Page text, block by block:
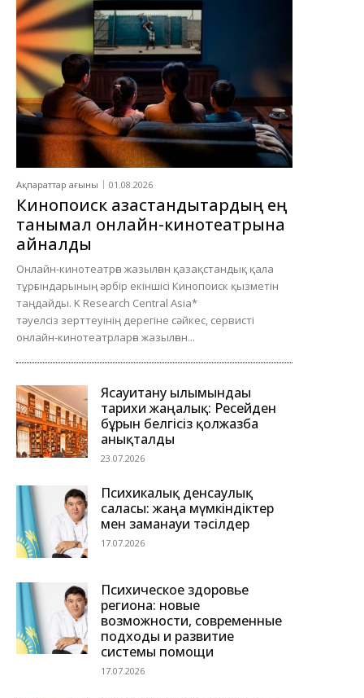
Ақпараттар ағыны 01.08.2026
Кинопоиск қазақстандықтардың ең
танымал онлайн-кинотеатрына
айналды
Онлайн-кинотеатрға жазылған қазақстандық қала
тұрғындарының әрбір екіншісі Кинопоиск қызметін
таңдайды. K Research Central Asia*
тәуелсіз зерттеуінің дерегіне сәйкес, сервисті
онлайн-кинотеатрларға жазылған...
Ясауитану ғылымындағы
тарихи жаңалық: Ресейден
бұрын белгісіз қолжазба
анықталды
23.07.2026
Психикалық денсаулық
саласы: жаңа мүмкіндіктер
мен заманауи тәсілдер
17.07.2026
Психическое здоровье
региона: новые
возможности, современные
подходы и развитие
системы помощи
17.07.2026